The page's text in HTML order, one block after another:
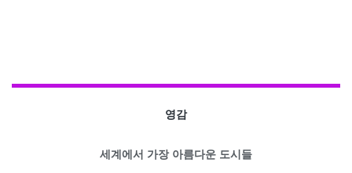
영감
세계에서 가장 아름다운 도시들